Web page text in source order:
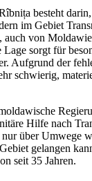
besteht
im Gebiet
auch von
sorgt für
Aufgrund der
schwierig,
Hilfe nach
nur über Umwege
gelangen
seit 35 Jahren.